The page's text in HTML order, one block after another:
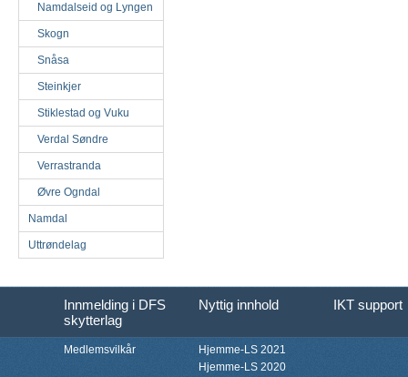
Namdalseid og Lyngen
Skogn
Snåsa
Steinkjer
Stiklestad og Vuku
Verdal Søndre
Verrastranda
Øvre Ogndal
Namdal
Uttrøndelag
Innmelding i DFS
skytterlag
Nyttig innhold IKT support
Medlemsvilkår
Hjemme-LS 2021
Hjemme-LS 2020